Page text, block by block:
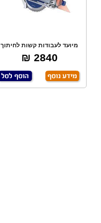
מיועד לעבודות קשות לחיתוך
ברזל ומתכת, לל
2840 ₪